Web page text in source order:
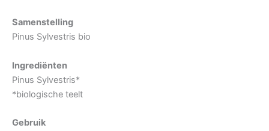
Samenstelling
Pinus Sylvestris bio
Ingrediënten
Pinus Sylvestris*
*biologische teelt
Gebruik